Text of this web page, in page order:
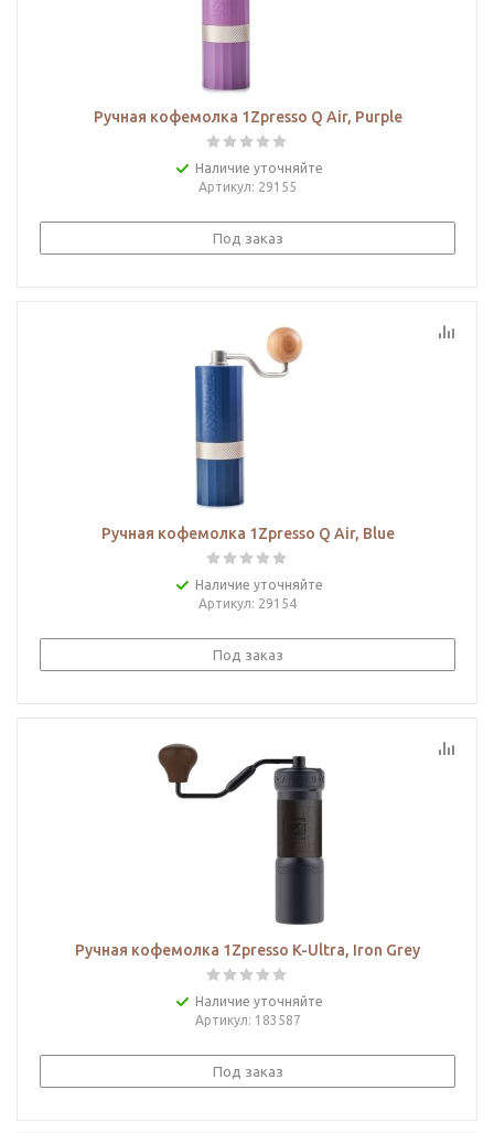
Ручная кофемолка 1Zpresso Q Air, Purple
Наличие уточняйте
Артикул: 29155
Под заказ
Ручная кофемолка 1Zpresso Q Air, Blue
Наличие уточняйте
Артикул: 29154
Под заказ
Ручная кофемолка 1Zpresso K-Ultra, Iron Grеy
Наличие уточняйте
Артикул: 183587
Под заказ